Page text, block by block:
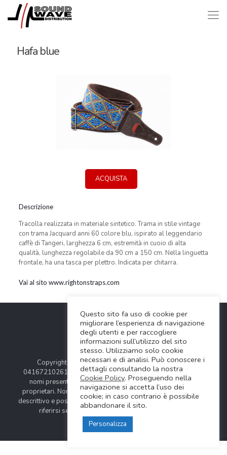
Hafa blue
ACQUISTA
Descrizione
Tracolla realizzata in materiale sintetico. Trama in stile vintage
con trama Jacquard anni 60 colore blu, ispirato al leggendario
caffè di Tangeri, larghezza 6 cm, estremità in cuoio di alta
qualità, lunghezza regolabile da 90 cm a 150 cm. Nella linguetta
frontale, ha una tasca per plettro. Indicata per chitarra.
Vai al sito www.rightonstraps.com
Copyright © 2024 Soundwave Distribution Srl - P.I.
04167210261 |
COOKIES POLICY| Tutti i marchi, i prodotti e i
nomi presentati in questo sito sono registrati dai legittimi
proprietari. Nomi e caratteristiche sono citati solamente al fine
descrittivo e possono variare senza obbligo di preavviso, quindi
riferirsi sempre ai siti web dei rispettivi costruttori.
Questo sito fa uso di cookie per
migliorare l’esperienza di navigazione
degli utenti e per raccogliere
informazioni sull’utilizzo del sito
stesso. Utilizziamo solo cookie
necessari e di analisi. Può conoscere i
dettagli consultando la nostra
Cookie Policy. Proseguendo nella
navigazione si accetta l’uso dei
cookie; in caso contrario è possibile
abbandonare il sito.
Personalizza